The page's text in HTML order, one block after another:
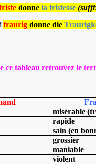
triste donne la tristesse
traurig donne die
ce tableau retrouvez le
misérable
rapide
sain (en
grossier
maniable
violent